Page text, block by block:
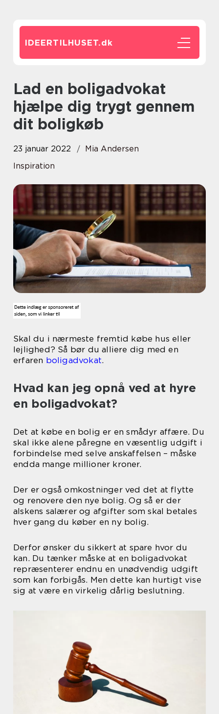
IDEERTILHUSET.dk
Lad en boligadvokat
hjælpe dig trygt gennem
dit boligkøb
23 januar 2022
Mia Andersen
Inspiration
Skal du i nærmeste fremtid købe hus eller
lejlighed? Så bør du alliere dig med en
erfaren boligadvokat.
Hvad kan jeg opnå ved at hyre
en boligadvokat?
Det at købe en bolig er en smådyr affære. Du
skal ikke alene påregne en væsentlig udgift i
forbindelse med selve anskaffelsen – måske
endda mange millioner kroner.
Der er også omkostninger ved det at flytte
og renovere den nye bolig. Og så er der
alskens salærer og afgifter som skal betales
hver gang du køber en ny bolig.
Derfor ønsker du sikkert at spare hvor du
kan. Du tænker måske at en boligadvokat
repræsenterer endnu en unødvendig udgift
som kan forbigås. Men dette kan hurtigt vise
sig at være en virkelig dårlig beslutning.